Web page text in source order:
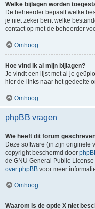
Welke bijlagen worden
De beheerder bepaalt welke
je niet zeker bent welke
contact op met de beheerder
Omhoog
Hoe vind ik al mijn bijlagen?
Je vindt een lijst met al je
hier de links naar het gedeelte
Omhoog
phpBB vragen
Wie heeft dit forum
Deze software (in zijn originele
copyright beschermd door
de GNU General Public
over phpBB voor meer
Omhoog
Waarom is de optie X niet